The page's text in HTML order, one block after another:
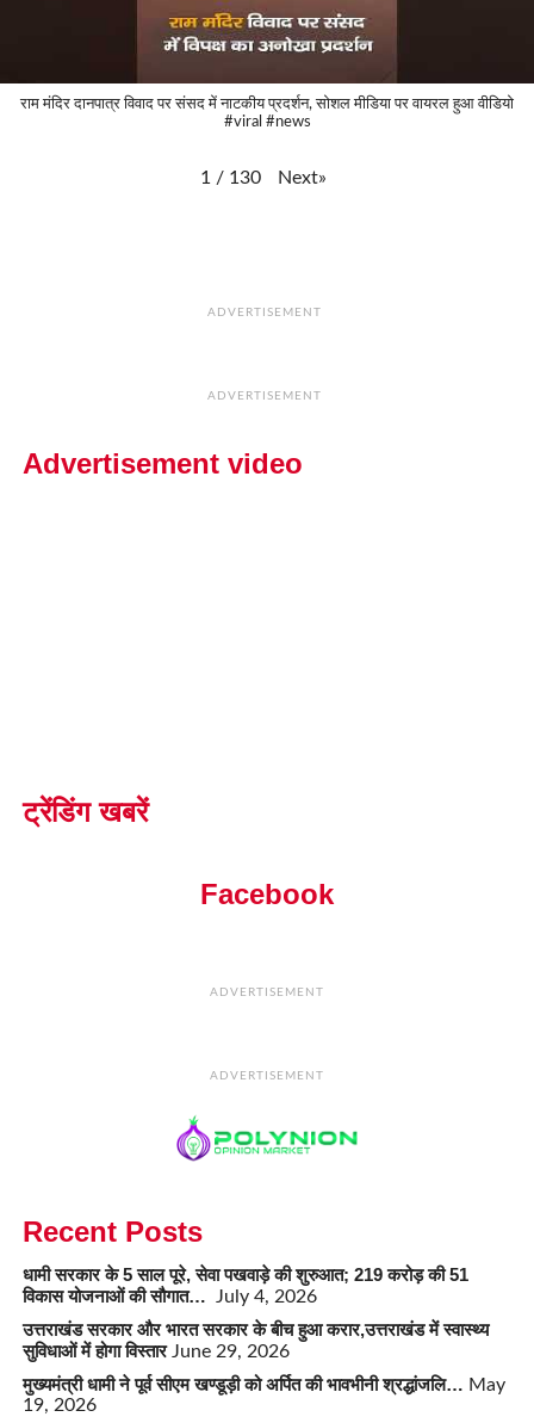
राम मंदिर दानपात्र विवाद पर संसद में नाटकीय प्रदर्शन, सोशल मीडिया पर वायरल हुआ वीडियो
#viral #news
1 / 130 Next»
ADVERTISEMENT
ADVERTISEMENT
Advertisement video
ट्रेंडिंग खबरें
Facebook
ADVERTISEMENT
ADVERTISEMENT
Recent Posts
धामी सरकार के 5 साल पूरे, सेवा पखवाड़े की शुरुआत; 219 करोड़ की 51
विकास योजनाओं की सौगात… July 4, 2026
उत्तराखंड सरकार और भारत सरकार के बीच हुआ करार,उत्तराखंड में स्वास्थ्य
सुविधाओं में होगा विस्तार June 29, 2026
मुख्यमंत्री धामी ने पूर्व सीएम खण्डूड़ी को अर्पित की भावभीनी श्रद्धांजलि… May
19, 2026